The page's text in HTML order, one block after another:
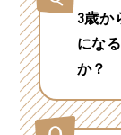
よう
ます
3歳か
にな
か？
満3歳
にな